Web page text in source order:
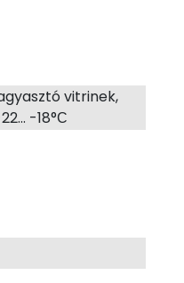
vitrinek,
-18°С